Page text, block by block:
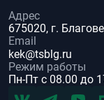
Адрес
675020, г.
Email
kek@tsblg.ru
Режим работы
Пн-Пт с 08.00 до